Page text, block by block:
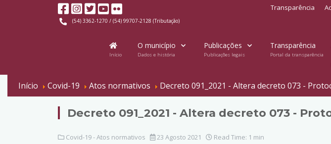
(54) 3362-1270 / (54) 99707-2128 (Tributação)
Transparência
Início
O município
Dados e história
Publicações
Publicações legais
Transparência
Portal da transparência
Início Covid-19 Atos normativos Decreto 091_2021 - Altera decreto 073 -
Decreto 091_2021 - Altera decreto 073 -
Covid-19 - Atos normativos 23 Agosto 2021 Read Time: 1 min